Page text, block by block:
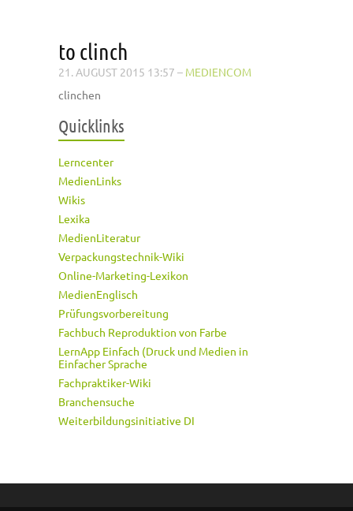
to clinch
21. AUGUST 2015 13:57 – MEDIENCOM
clinchen
Quicklinks
Lerncenter
MedienLinks
Wikis
Lexika
MedienLiteratur
Verpackungstechnik-Wiki
Online-Marketing-Lexikon
MedienEnglisch
Prüfungsvorbereitung
Fachbuch Reproduktion von Farbe
LernApp Einfach (Druck und Medien in
Einfacher Sprache
Fachpraktiker-Wiki
Branchensuche
Weiterbildungsinitiative DI